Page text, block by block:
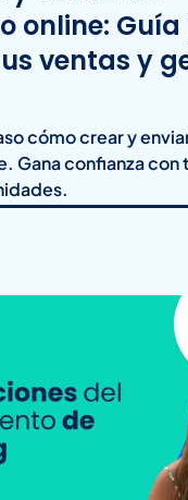
online:
ventas y
cómo crear y
Gana confianza con